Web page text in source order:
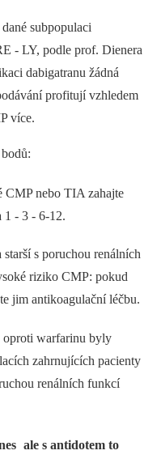
subpopulaci
‑⁠ LY, podle prof. Dienera
dabigatranu žádná
profitují vzhledem
více.
CMP nebo TIA zahajte
1 -⁠ 3 -⁠ 6-12.
s poruchou renálních
riziko CMP: pokud
jim antikoagulační léčbu.
warfarinu byly
zahrnujících pacienty
renálních funkcí
ale s antidotem to